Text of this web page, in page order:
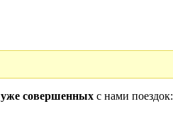
уже совершенных с нами поездок: